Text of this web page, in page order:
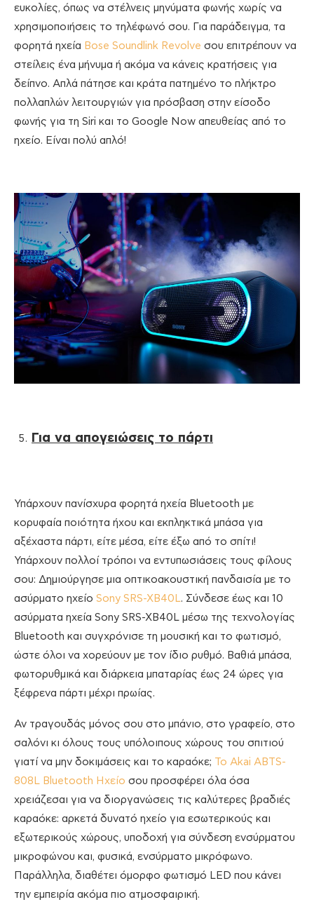
ευκολίες, όπως να στέλνεις μηνύματα φωνής χωρίς να
χρησιμοποιήσεις το τηλέφωνό σου. Για παράδειγμα, τα
φορητά ηχεία Bose Soundlink Revolve σου επιτρέπουν να
στείλεις ένα μήνυμα ή ακόμα να κάνεις κρατήσεις για
δείπνο. Απλά πάτησε και κράτα πατημένο το πλήκτρο
πολλαπλών λειτουργιών για πρόσβαση στην είσοδο
φωνής για τη Siri και το Google Now απευθείας από το
ηχείο. Είναι πολύ απλό!
Για να απογειώσεις το πάρτι
Υπάρχουν πανίσχυρα φορητά ηχεία Bluetooth με
κορυφαία ποιότητα ήχου και εκπληκτικά μπάσα για
αξέχαστα πάρτι, είτε μέσα, είτε έξω από το σπίτι!
Υπάρχουν πολλοί τρόποι να εντυπωσιάσεις τους φίλους
σου: Δημιούργησε μια οπτικοακουστική πανδαισία με το
ασύρματο ηχείο Sony SRS-XB40L. Σύνδεσε έως και 10
ασύρματα ηχεία Sony SRS-XB40L μέσω της τεχνολογίας
Bluetooth και συγχρόνισε τη μουσική και το φωτισμό,
ώστε όλοι να χορεύουν με τον ίδιο ρυθμό. Βαθιά μπάσα,
φωτορυθμικά και διάρκεια μπαταρίας έως 24 ώρες για
ξέφρενα πάρτι μέχρι πρωίας.
Αν τραγουδάς μόνος σου στο μπάνιο, στο γραφείο, στο
σαλόνι κι όλους τους υπόλοιπους χώρους του σπιτιού
γιατί να μην δοκιμάσεις και το καραόκε;
Το Akai ABTS-
808L Bluetooth Ηχείο σου προσφέρει όλα όσα
χρειάζεσαι για να διοργανώσεις τις καλύτερες βραδιές
καραόκε: αρκετά δυνατό ηχείο για εσωτερικούς και
εξωτερικούς χώρους, υποδοχή για σύνδεση ενσύρματου
μικροφώνου και, φυσικά, ενσύρματο μικρόφωνο.
Παράλληλα, διαθέτει όμορφο φωτισμό LED που κάνει
την εμπειρία ακόμα πιο ατμοσφαιρική.